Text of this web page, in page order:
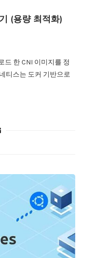
(용량 최적화)
드 한 CNI 이미지를 정
티스는 도커 기반으로